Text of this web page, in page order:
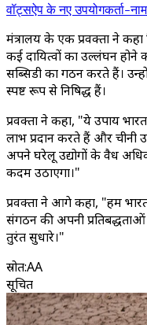
वॉट्सऐप के नए उपयोगकर्ता-
मंत्रालय के एक प्रवक्ता ने कहा
कई दायित्वों का उल्लंघन
सब्सिडी का गठन करते हैं।
स्पष्ट रूप से निषिद्ध हैं।
प्रवक्ता ने कहा, "ये उपाय
लाभ प्रदान करते हैं और चीनी
अपने घरेलू उद्योगों के वैध
कदम उठाएगा।"
प्रवक्ता ने आगे कहा, "हम
संगठन की अपनी
तुरंत सुधारे।"
स्रोत:AA
सूचित